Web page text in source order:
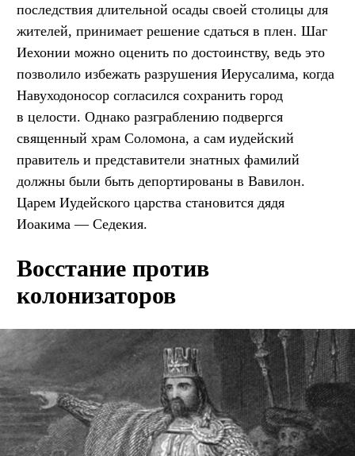
последствия длительной осады своей столицы для
жителей, принимает решение сдаться в плен. Шаг
Иехонии можно оценить по достоинству, ведь это
позволило избежать разрушения Иерусалима, когда
Навуходоносор согласился сохранить город
в целости. Однако разграблению подвергся
священный храм Соломона, а сам иудейский
правитель и представители знатных фамилий
должны были быть депортированы в Вавилон.
Царем Иудейского царства становится дядя
Иоакима — Седекия.
Восстание против
колонизаторов